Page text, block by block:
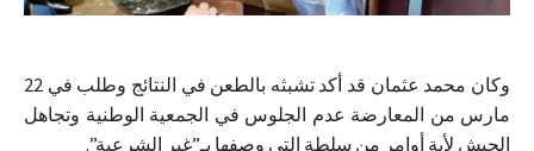
وكان محمد عثمان قد أكد تشبثه بالطعن في النتائج وطلب في 22
مارس من المعارضة عدم الجلوس في الجمعية الوطنية وتجاهل
الجيش لأية أوامر من سلطة التي وصفها بـ”غير الشرعية”.